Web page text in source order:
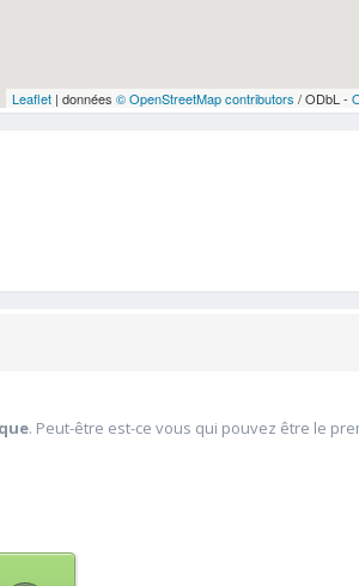
Leaflet| données © OpenStreetMap contributors / ODbL -
. Peut-être est-ce vous qui pouvez être le